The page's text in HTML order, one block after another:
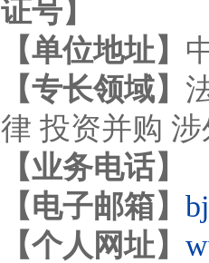
证号】
【单位地址】
【专长领域】
律 投资并购
【业务电话】
【电子邮箱】
【个人网址】